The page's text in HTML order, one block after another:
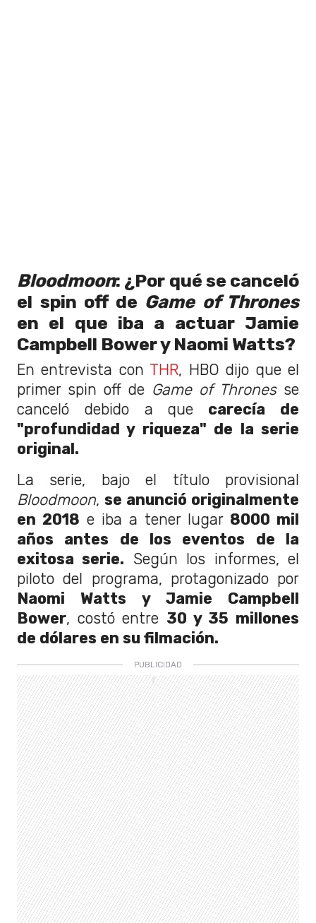
Bloodmoon: ¿Por qué se canceló
el spin off de Game of Thrones
en el que iba a actuar Jamie
Campbell Bower y Naomi Watts?
En entrevista con THR, HBO dijo que el
primer spin off de Game of Thronesse
canceló debido a que carecía de
"profundidad y riqueza" de la serie
original.
La serie, bajo el título provisional
Bloodmoon, se anunció originalmente
en 2018 e iba a tener lugar 8000 mil
años antes de los eventos de la
exitosa serie. Según los informes, el
piloto del programa, protagonizado por
Naomi Watts y Jamie Campbell
Bower, costó entre 30 y 35 millones
de dólares en su filmación.